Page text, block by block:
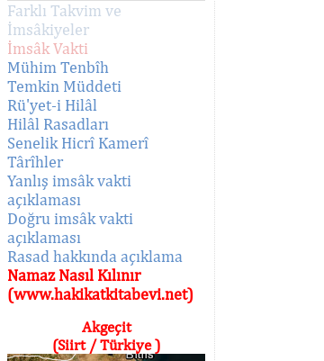
Farklı Takvim ve
İmsâkiyeler
İmsâk Vakti
Mühim Tenbîh
Temkin Müddeti
Rü'yet-i Hilâl
Hilâl Rasadları
Senelik Hicrî Kamerî
Târîhler
Yanlış imsâk vakti
açıklaması
Doğru imsâk vakti
açıklaması
Rasad hakkında açıklama
Namaz Nasıl Kılınır
(www.hakikatkitabevi.net)
Akgeçit
(Siirt / Türkiye )